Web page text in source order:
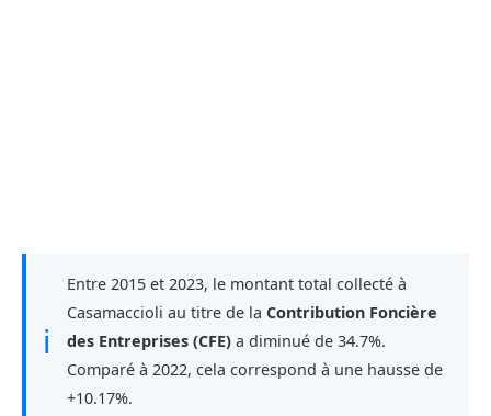
ℹ
Entre 2015 et 2023, le montant total collecté à
Casamaccioli au titre de la Contribution Foncière
des Entreprises (CFE) a diminué de 34.7%.
Comparé à 2022, cela correspond à une hausse de
+10.17%.